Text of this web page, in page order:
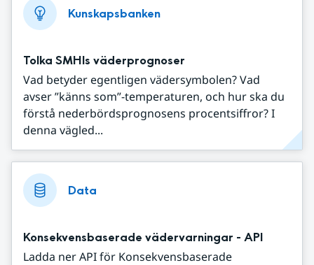
Kunskapsbanken
Tolka SMHIs väderprognoser
Vad betyder egentligen vädersymbolen? Vad
avser ”känns som”-temperaturen, och hur ska du
förstå nederbördsprognosens procentsiffror? I
denna vägled...
Data
Konsekvensbaserade vädervarningar - API
Ladda ner API för Konsekvensbaserade